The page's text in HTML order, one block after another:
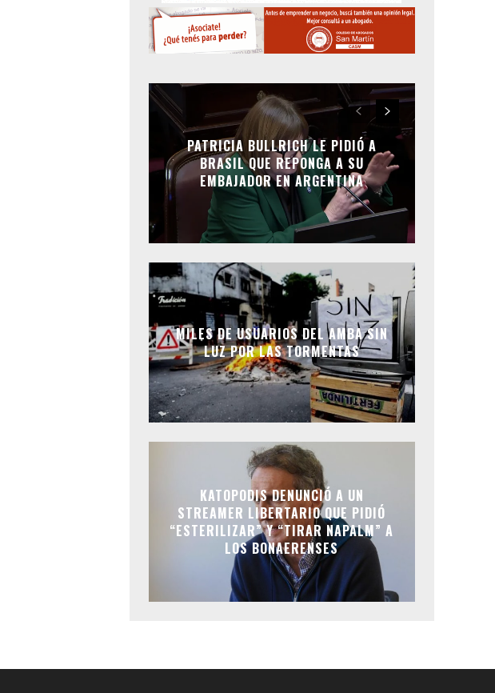
PATRICIA BULLRICH LE PIDIÓ A
BRASIL QUE REPONGA A SU
EMBAJADOR EN ARGENTINA
MILES DE USUARIOS DEL AMBA SIN
LUZ POR LAS TORMENTAS
KATOPODIS DENUNCIÓ A UN
STREAMER LIBERTARIO QUE PIDIÓ
“ESTERILIZAR” Y “TIRAR NAPALM” A
LOS BONAERENSES